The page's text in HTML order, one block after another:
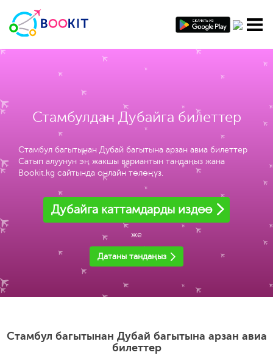
Стамбулдан Дубайга билеттер
Стамбул багытынан Дубай багытына арзан авиа билеттер
Сатып алуунун эң жакшы вариантын тандаңыз жана
Bookit.kg сайтында онлайн төлөңүз.
Дубайга каттамдарды издөө
же
Датаны тандаңыз
Стамбул багытынан Дубай багытына арзан авиа
билеттер